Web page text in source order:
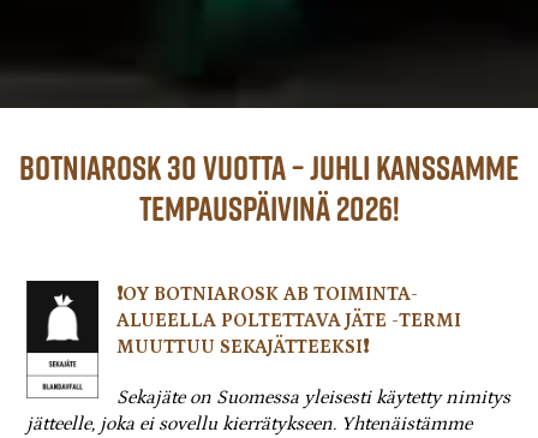
Botniarosk 30 vuotta – juhli kanssamme
tempauspäivinä 2026!
❗OY BOTNIAROSK AB TOIMINTA-
ALUEELLA POLTETTAVA JÄTE -TERMI
MUUTTUU SEKAJÄTTEEKSI❗
Sekajäte on Suomessa yleisesti käytetty nimitys
jätteelle, joka ei sovellu kierrätykseen. Yhtenäistämme